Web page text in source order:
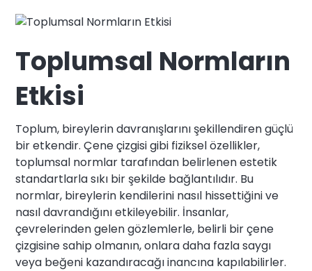
Toplumsal Normların
Etkisi
Toplum, bireylerin davranışlarını şekillendiren güçlü
bir etkendir. Çene çizgisi gibi fiziksel özellikler,
toplumsal normlar tarafından belirlenen estetik
standartlarla sıkı bir şekilde bağlantılıdır. Bu
normlar, bireylerin kendilerini nasıl hissettiğini ve
nasıl davrandığını etkileyebilir. İnsanlar,
çevrelerinden gelen gözlemlerle, belirli bir çene
çizgisine sahip olmanın, onlara daha fazla saygı
veya beğeni kazandıracağı inancına kapılabilirler.